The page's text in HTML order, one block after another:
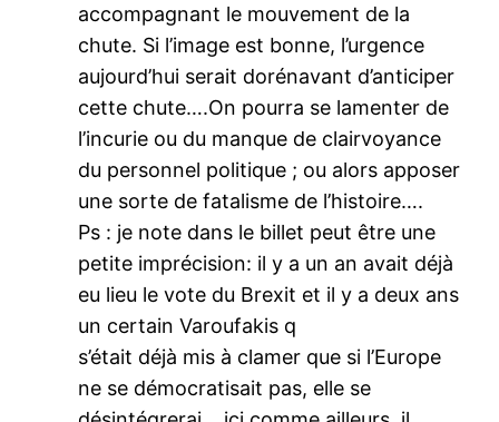
accompagnant le mouvement de la
chute. Si l’image est bonne, l’urgence
aujourd’hui serait dorénavant d’anticiper
cette chute….On pourra se lamenter de
l’incurie ou du manque de clairvoyance
du personnel politique ; ou alors apposer
une sorte de fatalisme de l’histoire….
Ps : je note dans le billet peut être une
petite imprécision: il y a un an avait déjà
eu lieu le vote du Brexit et il y a deux ans
un certain Varoufakis q
s’était déjà mis à clamer que si l’Europe
ne se démocratisait pas, elle se